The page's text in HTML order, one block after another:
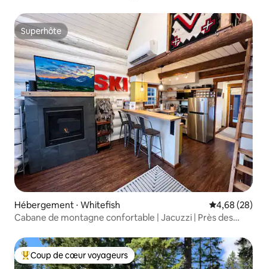
Superhôte
Superhôte
Hébergement ⋅ Whitefish Évaluation
4,68 (28)
Cabane de montagne confortable | Jacuzzi | Près des
Coups de cœur voyageurs les plus appréciés
Coup de cœur voyageurs